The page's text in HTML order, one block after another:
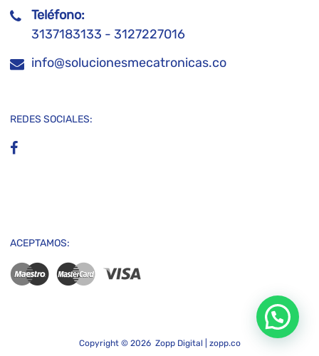
Teléfono:
3137183133 - 3127227016
info@solucionesmecatronicas.co
REDES SOCIALES:
ACEPTAMOS:
Copyright © 2026 Zopp Digital | zopp.co